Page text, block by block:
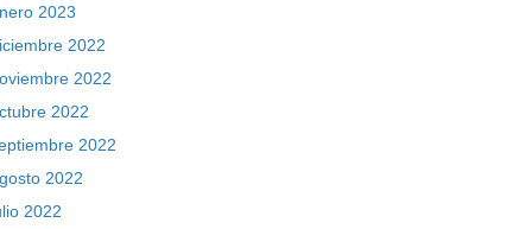
2023
2022
2022
2022
2022
2022
2022